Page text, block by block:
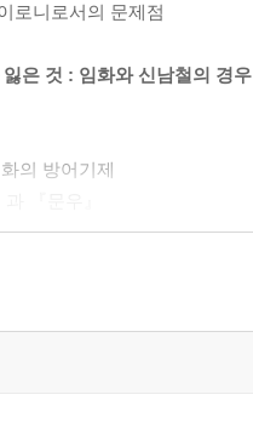
로니로서의 문제점
은 것 : 임화와 신남철의 경우
의 방어기제